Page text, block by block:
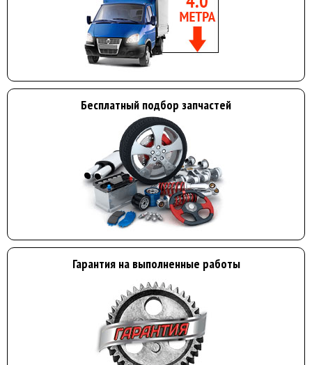
Бесплатный подбор запчастей
Гарантия на выполненные работы